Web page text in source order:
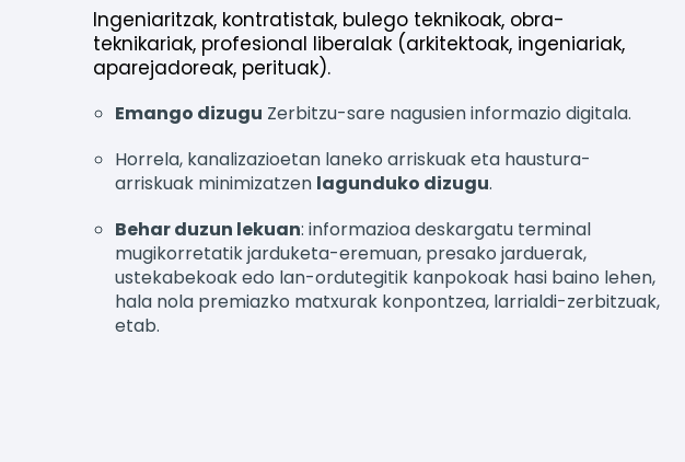
Ingeniaritzak, kontratistak, bulego teknikoak, obra-
teknikariak, profesional liberalak (arkitektoak, ingeniariak,
aparejadoreak, perituak).
Emango dizugu Zerbitzu-sare nagusien informazio digitala.
Horrela, kanalizazioetan laneko arriskuak eta haustura-
arriskuak minimizatzen lagunduko dizugu.
Behar duzun lekuan: informazioa deskargatu terminal
mugikorretatik jarduketa-eremuan, presako jarduerak,
ustekabekoak edo lan-ordutegitik kanpokoak hasi baino lehen,
hala nola premiazko matxurak konpontzea, larrialdi-zerbitzuak,
etab.